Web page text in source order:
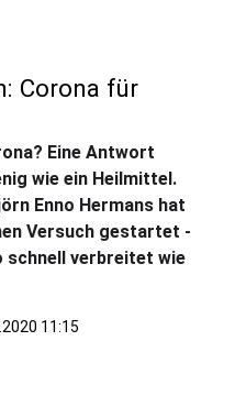
Corona für
Eine Antwort
wie ein Heilmittel.
Enno Hermans hat
Versuch gestartet -
schnell verbreitet wie
11:15